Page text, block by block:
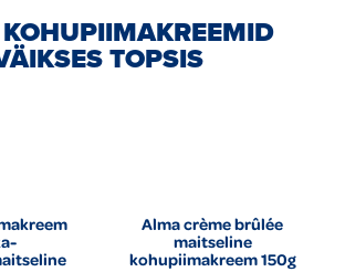
TOPSIS
Alma crème brûlée
maitseline
kohupiimakreem 150g